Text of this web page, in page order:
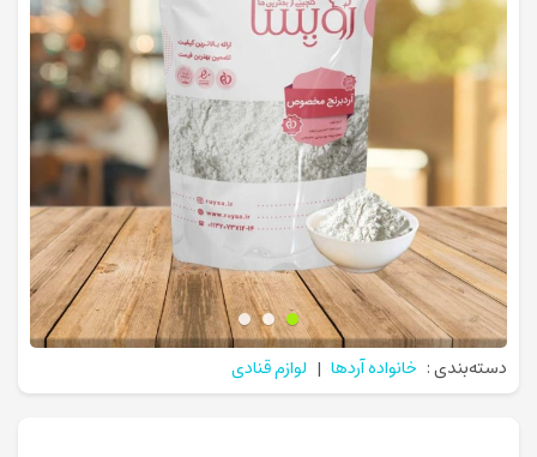
دسته‌بندی : خانواده آردها | لوازم قنادی